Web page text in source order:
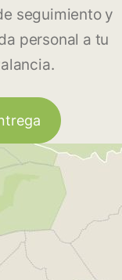
seguimiento y
personal a tu